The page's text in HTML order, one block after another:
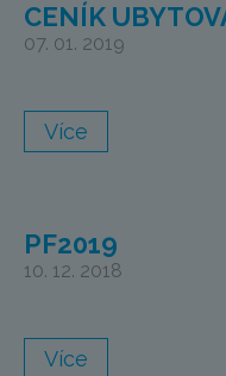
CENÍK
07. 01. 2019
Více
PF2019
10. 12. 2018
Více